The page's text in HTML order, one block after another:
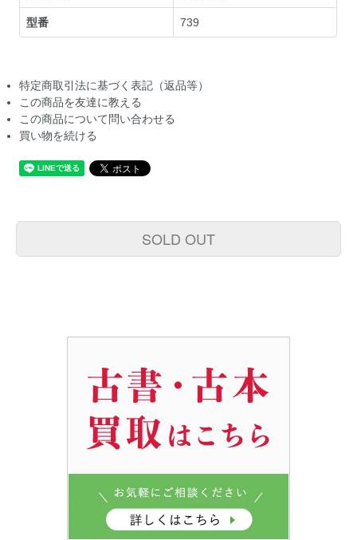
型番 739
特定商取引法に基づく表記（返品等）
この商品を友達に教える
この商品について問い合わせる
買い物を続ける
SOLD OUT